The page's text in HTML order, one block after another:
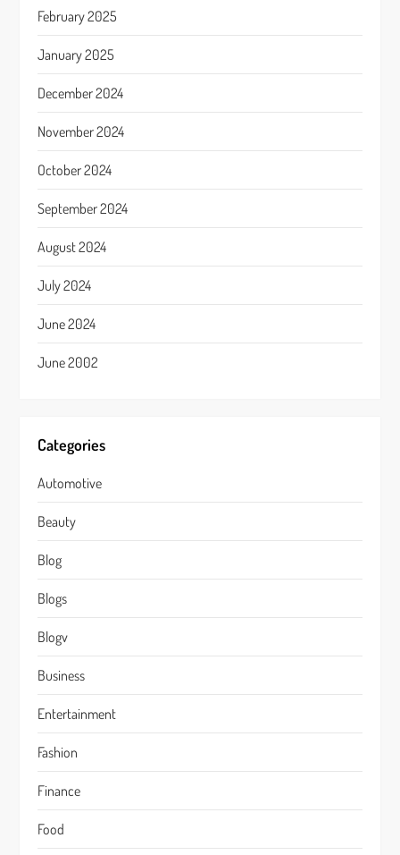
February 2025
January 2025
December 2024
November 2024
October 2024
September 2024
August 2024
July 2024
June 2024
June 2002
Categories
Automotive
Beauty
Blog
Blogs
Blogv
Business
Entertainment
Fashion
Finance
Food